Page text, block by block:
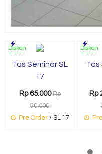
Diskon
19%
Tas Seminar SL
17
Rp 65.000 Rp
80.000
Pre Order/ SL 17
Diskon
39%
Tas
Rp